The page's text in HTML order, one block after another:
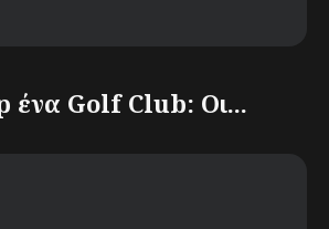
Golf Club: Οι...